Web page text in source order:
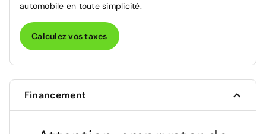
automobile en toute simplicité.
Calculez vos taxes
Financement